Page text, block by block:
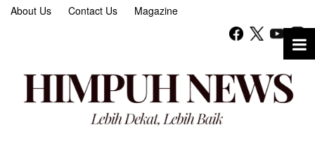
About Us Contact Us Magazine